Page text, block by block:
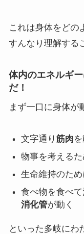
これは身体をどの
すんなり理解する
体内のエネルギ
だ！
まず一口に身体が
文字通り 筋肉
物事を考えるた
生命維持のため
食べ物を食べ
消化管が動く
といった多岐にわ